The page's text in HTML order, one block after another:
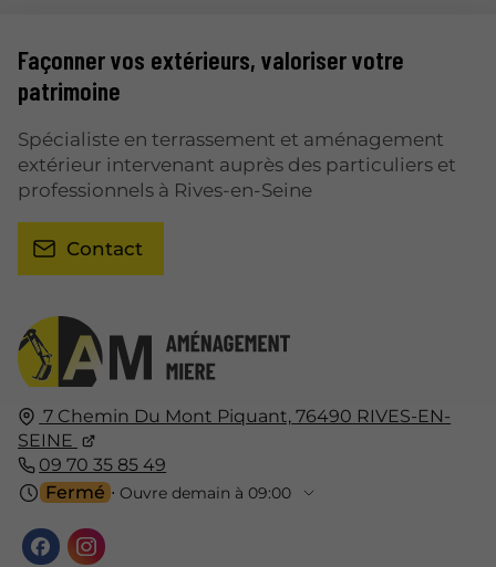
7 Chemin Du Mont Piquant, 76490 RIVES-EN-
SEINE
09 70 35 85 49
Fermé ⋅ Ouvre demain à 09:00
Façonner vos extérieurs, valoriser votre
patrimoine
Spécialiste en terrassement et aménagement
extérieur intervenant auprès des particuliers et
professionnels à Rives-en-Seine
Contact